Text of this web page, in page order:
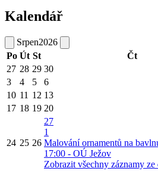
Kalendář
Srpen2026
Po Út St Čt
27 28 29 30
3
4 5 6
10 11 12 13
17 18 19 20
24 25 26
27
1
Malování ornamentů na
17:00 - OÚ Ježov
Zobrazit všechny záznamy ze